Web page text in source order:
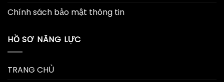
Chính sách bảo mật thông tin
HỒ SƠ NĂNG LỰC
TRANG CHỦ